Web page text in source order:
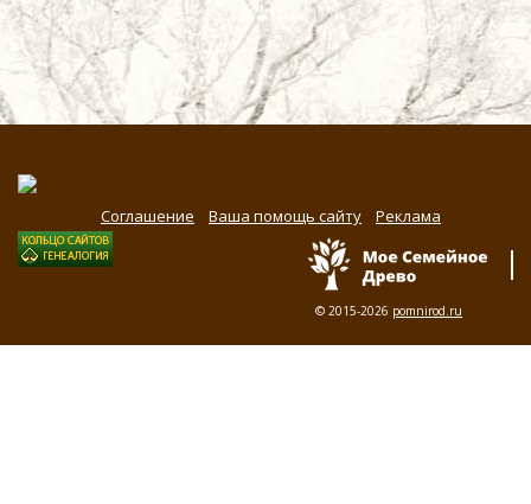
Соглашение Ваша помощь сайту Реклама
© 2015-2026 pomnirod.ru